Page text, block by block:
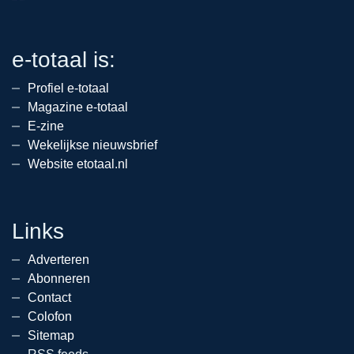
e-totaal is:
Profiel e-totaal
Magazine e-totaal
E-zine
Wekelijkse nieuwsbrief
Website etotaal.nl
Links
Adverteren
Abonneren
Contact
Colofon
Sitemap